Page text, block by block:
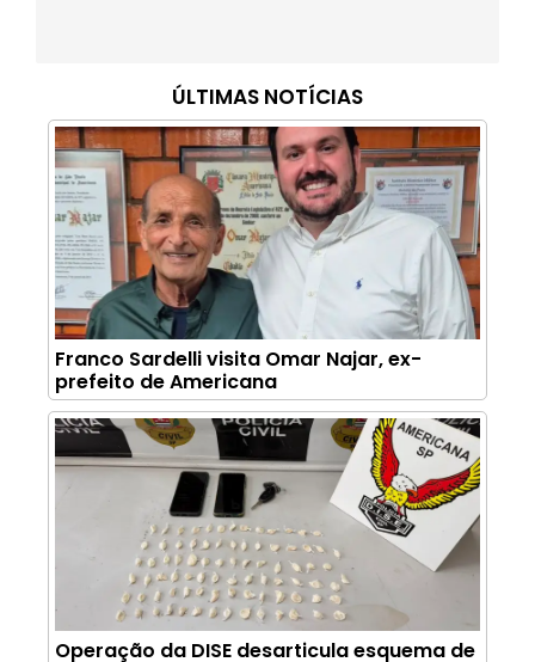
ÚLTIMAS NOTÍCIAS
Franco Sardelli visita Omar Najar, ex-
prefeito de Americana
Operação da DISE desarticula esquema de